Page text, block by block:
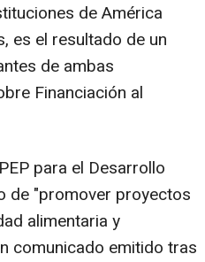
de América
es el resultado de un
de ambas
Financiación al
para el Desarrollo
de "promover proyectos
alimentaria y
comunicado emitido tras